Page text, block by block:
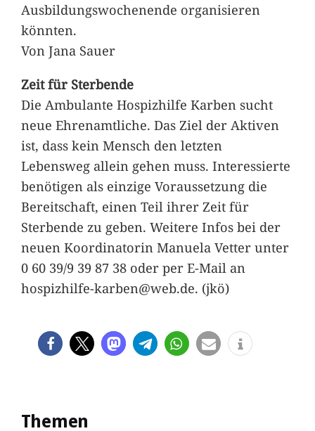
Ausbildungswochenende organisieren
könnten.
Von Jana Sauer
Zeit für Sterbende
Die Ambulante Hospizhilfe Karben sucht
neue Ehrenamtliche. Das Ziel der Aktiven
ist, dass kein Mensch den letzten
Lebensweg allein gehen muss. Interessierte
benötigen als einzige Voraussetzung die
Bereitschaft, einen Teil ihrer Zeit für
Sterbende zu geben. Weitere Infos bei der
neuen Koordinatorin Manuela Vetter unter
0 60 39/9 39 87 38 oder per E-Mail an
hospizhilfe-karben@web.de. (jkö)
Themen